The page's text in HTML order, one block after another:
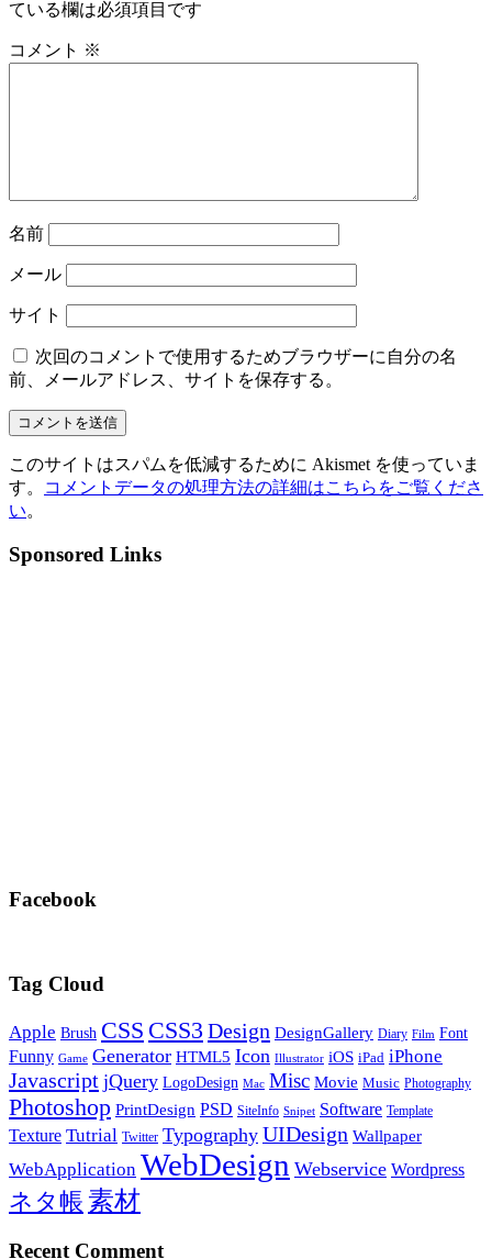
ている欄は必須項目です
コメント ※
名前
メール
サイト
次回のコメントで使用するためブラウザーに自分の名
前、メールアドレス、サイトを保存する。
このサイトはスパムを低減するために Akismet を使っていま
す。
コメントデータの処理方法の詳細はこちらをご覧くださ
い。
Sponsored Links
Facebook
Tag Cloud
Apple Brush CSS CSS3 Design DesignGallery Diary Film Font
Funny Game Generator HTML5 Icon Illustrator iOS iPad iPhone
Javascript jQuery LogoDesign Mac Misc Movie Music Photography
Photoshop PrintDesign PSD SiteInfo Snipet Software Template
Texture Tutrial Twitter Typography UIDesign Wallpaper
WebApplication WebDesign Webservice Wordpress
ネタ帳 素材
Recent Comment